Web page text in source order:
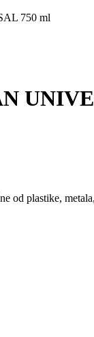
750 ml
od plastike,